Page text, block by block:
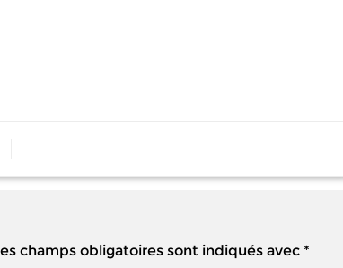
champs obligatoires sont indiqués avec *